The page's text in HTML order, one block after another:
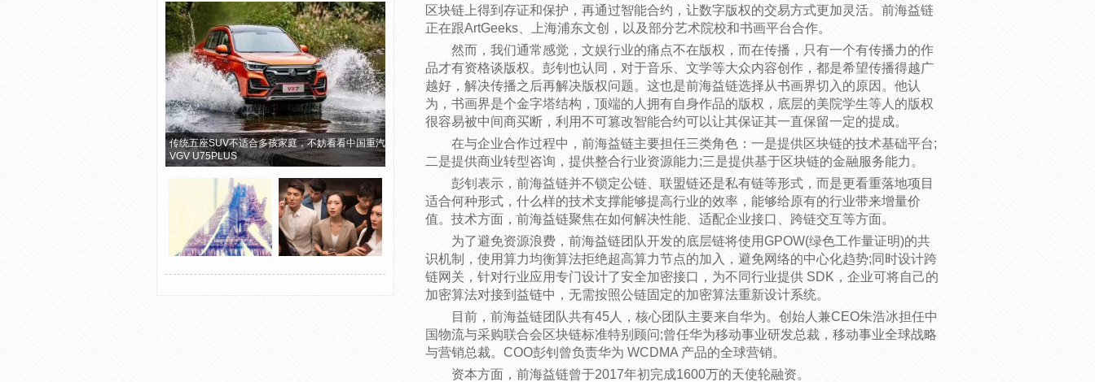
传统五座SUV不适合多孩家庭，不妨看看中国重汽
VGV U75PLUS
区块链上得到存证和保护，再通过智能合约，让数字版权的交易方式更加灵活。前海益链
正在跟ArtGeeks、上海浦东文创，以及部分艺术院校和书画平台合作。
然而，我们通常感觉，文娱行业的痛点不在版权，而在传播，只有一个有传播力的作
品才有资格谈版权。彭钊也认同，对于音乐、文学等大众内容创作，都是希望传播得越广
越好，解决传播之后再解决版权问题。这也是前海益链选择从书画界切入的原因。他认
为，书画界是个金字塔结构，顶端的人拥有自身作品的版权，底层的美院学生等人的版权
很容易被中间商买断，利用不可篡改智能合约可以让其保证其一直保留一定的提成。
在与企业合作过程中，前海益链主要担任三类角色：一是提供区块链的技术基础平台;
二是提供商业转型咨询，提供整合行业资源能力;三是提供基于区块链的金融服务能力。
彭钊表示，前海益链并不锁定公链、联盟链还是私有链等形式，而是更看重落地项目
适合何种形式，什么样的技术支撑能够提高行业的效率，能够给原有的行业带来增量价
值。技术方面，前海益链聚焦在如何解决性能、适配企业接口、跨链交互等方面。
为了避免资源浪费，前海益链团队开发的底层链将使用GPOW(绿色工作量证明)的共
识机制，使用算力均衡算法拒绝超高算力节点的加入，避免网络的中心化趋势;同时设计跨
链网关，针对行业应用专门设计了安全加密接口，为不同行业提供 SDK，企业可将自己的
加密算法对接到益链中，无需按照公链固定的加密算法重新设计系统。
目前，前海益链团队共有45人，核心团队主要来自华为。创始人兼CEO朱浩冰担任中
国物流与采购联合会区块链标准特别顾问;曾任华为移动事业研发总裁，移动事业全球战略
与营销总裁。COO彭钊曾负责华为 WCDMA 产品的全球营销。
资本方面，前海益链曾于2017年初完成1600万的天使轮融资。